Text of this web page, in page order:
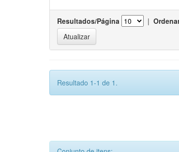
Resultados/Página |
Resultado 1-1 de 1.